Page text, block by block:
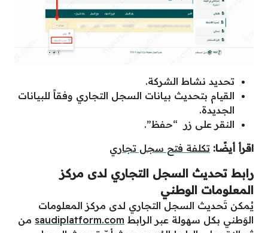
تحديد نشاط الشركة.
القيام بتحديث بيانات السجل التجاري وفقاً للبيانات
الجديدة.
النقر على زر “حفظ”.
اقرأ أيضًا: تكلفة فتح سجل تجاري
رابط تحديث السجل التجاري لدى مركز
المعلومات الوطني
يُمكن تَحديث السجل التجاري لدى مركز المعلومات
الوَطني بكل سهولة عبر الرابط saudiplatform.com من